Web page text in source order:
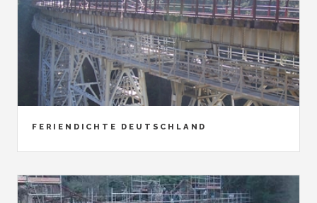
FERIENDICHTE DEUTSCHLAND